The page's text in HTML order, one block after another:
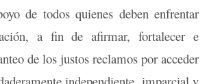
de todos quienes deben enfrentar
a fin de afirmar, fortalecer e
de los justos reclamos por acceder